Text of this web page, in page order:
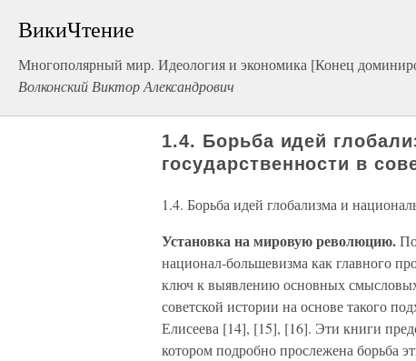
ВикиЧтение
Многополярный мир. Идеология и экономика [Конец
Волконский Виктор Александрович
1.4. Борьба идей
государственности в
1.4. Борьба идей глобализма и
Установка на мировую революцию.
национал-большевизма как главного
ключ к выявлению основных
советской истории на основе такого
Елисеева [14], [15], [16]. Эти книги
котором подробно прослежена борьба